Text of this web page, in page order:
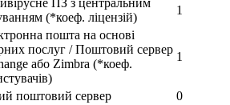
(*коеф. ліцензій)
1
пошта на основі
послуг / Поштовий сервер
або Zimbra (*коеф.
1
поштовий сервер
0